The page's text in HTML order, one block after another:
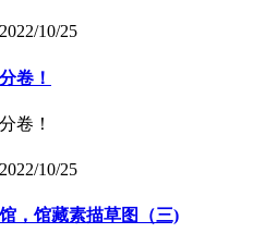
2022/10/25
卷！
卷！
2022/10/25
，馆藏素描草图（三)